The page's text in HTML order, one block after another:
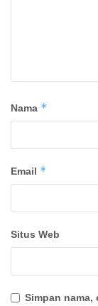
Nama *
Email *
Situs Web
Simpan nama,